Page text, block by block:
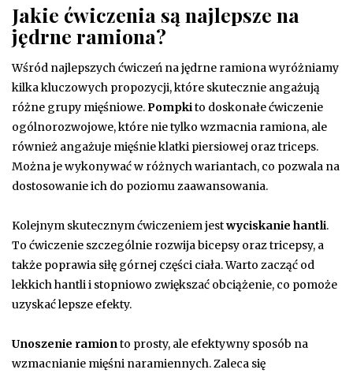
Jakie ćwiczenia są najlepsze na
jędrne ramiona?
Wśród najlepszych ćwiczeń na jędrne ramiona wyróżniamy
kilka kluczowych propozycji, które skutecznie angażują
różne grupy mięśniowe.Pompkito doskonałe ćwiczenie
ogólnorozwojowe, które nie tylko wzmacnia ramiona, ale
również angażuje mięśnie klatki piersiowej oraz triceps.
Można je wykonywać w różnych wariantach, co pozwala na
dostosowanie ich do poziomu zaawansowania.
Kolejnym skutecznym ćwiczeniem jestwyciskanie hantli.
To ćwiczenie szczególnie rozwija bicepsy oraz tricepsy, a
także poprawia siłę górnej części ciała. Warto zacząć od
lekkich hantli i stopniowo zwiększać obciążenie, co pomoże
uzyskać lepsze efekty.
Unoszenie ramionto prosty, ale efektywny sposób na
wzmacnianie mięśni naramiennych. Zaleca się